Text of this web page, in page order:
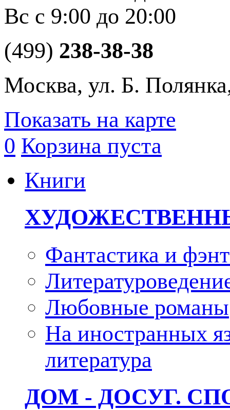
Вс с 9:00 до 20:00
(499) 238-38-38
Москва, ул. Б.
Показать на карте
0 Корзина пуста
Книги
Фантастика и
Любовные романы
На иностранных
литература
ДОМ - ДОСУГ.